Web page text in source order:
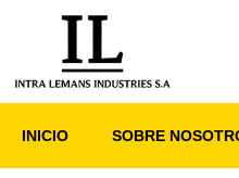
INICIO SOBRE